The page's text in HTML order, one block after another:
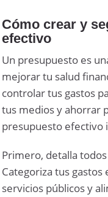
Cómo crear y
efectivo
Un presupuesto es
mejorar tu salud
controlar tus gastos
tus medios y ahorrar
presupuesto efectivo
Primero, detalla
Categoriza tus gastos
servicios públicos y